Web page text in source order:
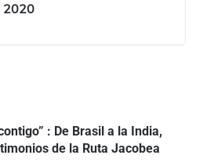
2020
: De Brasil a la India,
de la Ruta Jacobea